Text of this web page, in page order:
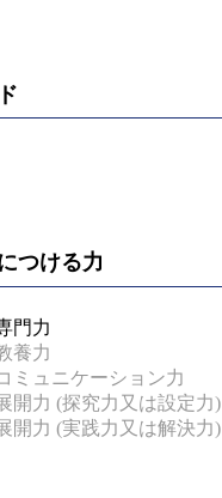
つける力
門力
養力
ミュニケーション力
開力 (探究力又は設定力)
開力 (実践力又は解決力)